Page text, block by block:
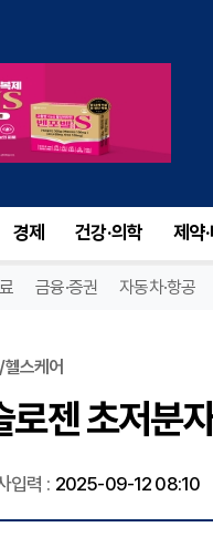
경제 건강·의학 제약
금융·증권 자동차·항공
스케어
로젠 초저분
입력 : 2025-09-12 08:10